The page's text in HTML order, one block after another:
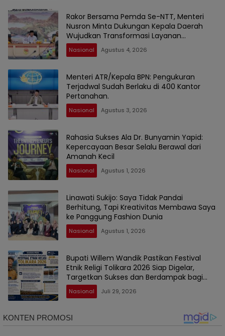
Rakor Bersama Pemda Se-NTT, Menteri
Nusron Minta Dukungan Kepala Daerah
Wujudkan Transformasi Layanan
Pertanahan
Nasional Agustus 4, 2026
Menteri ATR/Kepala BPN: Pengukuran
Terjadwal Sudah Berlaku di 400 Kantor
Pertanahan.
Nasional Agustus 3, 2026
Rahasia Sukses Ala Dr. Bunyamin Yapid:
Kepercayaan Besar Selalu Berawal dari
Amanah Kecil
Nasional Agustus 1, 2026
Linawati Sukijo: Saya Tidak Pandai
Berhitung, Tapi Kreativitas Membawa Saya
ke Panggung Fashion Dunia
Nasional Agustus 1, 2026
Bupati Willem Wandik Pastikan Festival
Etnik Religi Tolikara 2026 Siap Digelar,
Targetkan Sukses dan Berdampak bagi
Daerah
Nasional Juli 29, 2026